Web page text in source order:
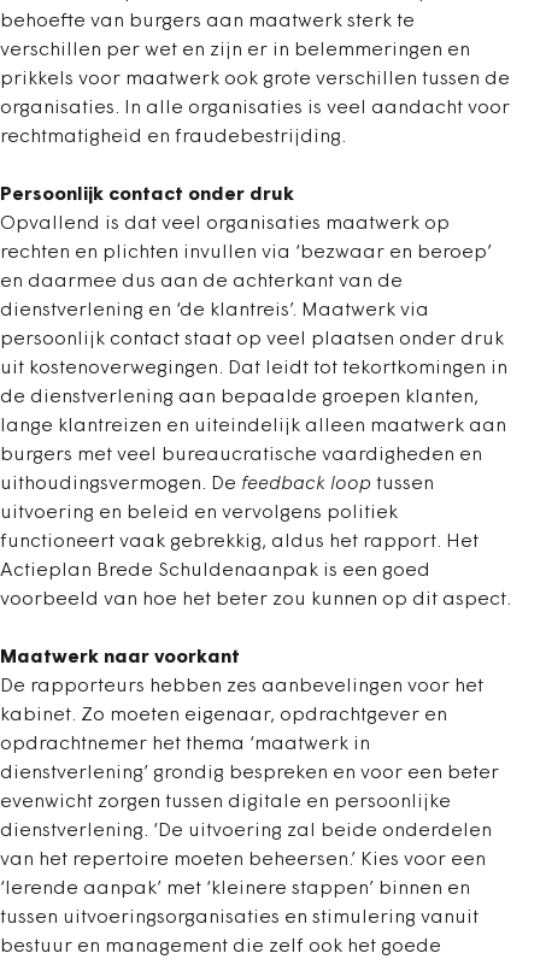
behoefte van burgers aan maatwerk sterk te
verschillen per wet en zijn er in belemmeringen en
prikkels voor maatwerk ook grote verschillen tussen de
organisaties. In alle organisaties is veel aandacht voor
rechtmatigheid en fraudebestrijding.
Persoonlijk contact onder druk
Opvallend is dat veel organisaties maatwerk op
rechten en plichten invullen via ‘bezwaar en beroep’
en daarmee dus aan de achterkant van de
dienstverlening en ‘de klantreis’. Maatwerk via
persoonlijk contact staat op veel plaatsen onder druk
uit kostenoverwegingen. Dat leidt tot tekortkomingen in
de dienstverlening aan bepaalde groepen klanten,
lange klantreizen en uiteindelijk alleen maatwerk aan
burgers met veel bureaucratische vaardigheden en
uithoudingsvermogen. De feedback loop tussen
uitvoering en beleid en vervolgens politiek
functioneert vaak gebrekkig, aldus het rapport. Het
Actieplan Brede Schuldenaanpak is een goed
voorbeeld van hoe het beter zou kunnen op dit aspect.
Maatwerk naar voorkant
De rapporteurs hebben zes aanbevelingen voor het
kabinet. Zo moeten eigenaar, opdrachtgever en
opdrachtnemer het thema ‘maatwerk in
dienstverlening’ grondig bespreken en voor een beter
evenwicht zorgen tussen digitale en persoonlijke
dienstverlening. ‘De uitvoering zal beide onderdelen
van het repertoire moeten beheersen.’ Kies voor een
‘lerende aanpak’ met ‘kleinere stappen’ binnen en
tussen uitvoeringsorganisaties en stimulering vanuit
bestuur en management die zelf ook het goede